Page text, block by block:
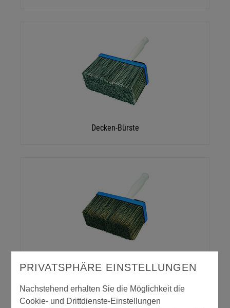
Decken-Bürste
Decken-Bürste
PRIVATSPHÄRE EINSTELLUNGEN
Nachstehend erhalten Sie die Möglichkeit die
Cookie- und Drittdienste-Einstellungen